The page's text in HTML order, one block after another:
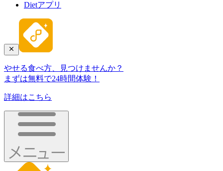
Dietアプリ
やせる食べ方、見つけませんか？
まずは無料で24時間体験！
詳細はこちら